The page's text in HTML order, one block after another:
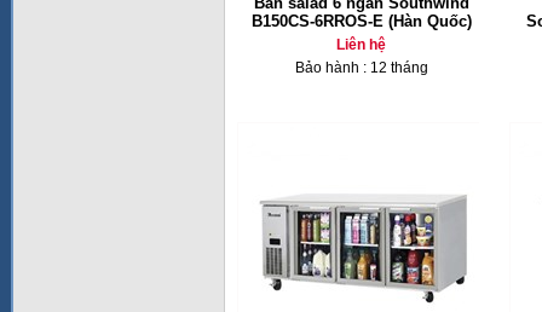
B150CS-6RROS-E (Hàn Quốc)
Liên hệ
Bảo hành : 12 tháng